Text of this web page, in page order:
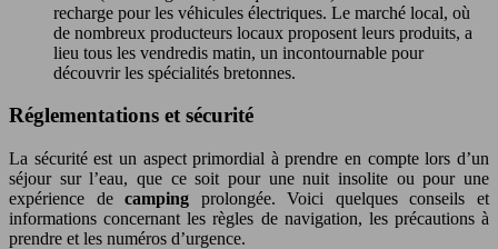
recharge pour les véhicules électriques. Le marché local, où
de nombreux producteurs locaux proposent leurs produits, a
lieu tous les vendredis matin, un incontournable pour
découvrir les spécialités bretonnes.
Réglementations et sécurité
La sécurité est un aspect primordial à prendre en compte lors d’un
séjour sur l’eau, que ce soit pour une nuit insolite ou pour une
expérience decamping prolongée. Voici quelques conseils et
informations concernant les règles de navigation, les précautions à
prendre et les numéros d’urgence.